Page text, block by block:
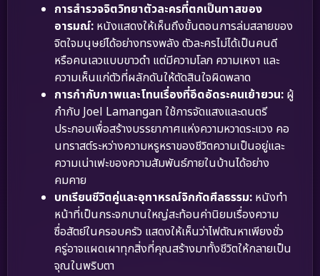
การสำรวจจิตวิทยาตัวละครที่ตกเป็นทาสของ
อารมณ์: หนังแสดงให้เห็นถึงขั้นตอนการล่มสลายของ
จิตใจมนุษย์ได้อย่างทรงพลัง ตัวละครไม่ได้เป็นคนดี
หรือคนเลวแบบขาวดำ แต่มีความโลภ ความเหงา และ
ความเห็นแก่ตัวที่ผลักดันให้ตัดสินใจผิดพลาด
การกำกับภาพและโทนเรื่องที่อึดอัดระคนเย้ายวน: ผู้
กำกับ Joel Lamangan ใช้การจัดแสงและดนตรี
ประกอบเพื่อสร้างบรรยากาศแห่งความหวาดระแวง คอ
นทราสต์ระหว่างความหรูหราของชีวิตความเป็นอยู่และ
ความเน่าเฟะของความสัมพันธ์ภายในบ้านได้อย่าง
คมคาย
บทเรียนชีวิตคู่และอุทาหรณ์จิกกัดศีลธรรม: หนังทำ
หน้าที่เป็นกระจกบานใหญ่สะท้อนค่านิยมเรื่องความ
ซื่อสัตย์ในครอบครัว แสดงให้เห็นว่าไฟตัณหาเพียงชั่ว
ครู่อาจแผดเผาทุกสิ่งที่คุณสร้างมาทั้งชีวิตให้กลายเป็น
จุณในพริบตา